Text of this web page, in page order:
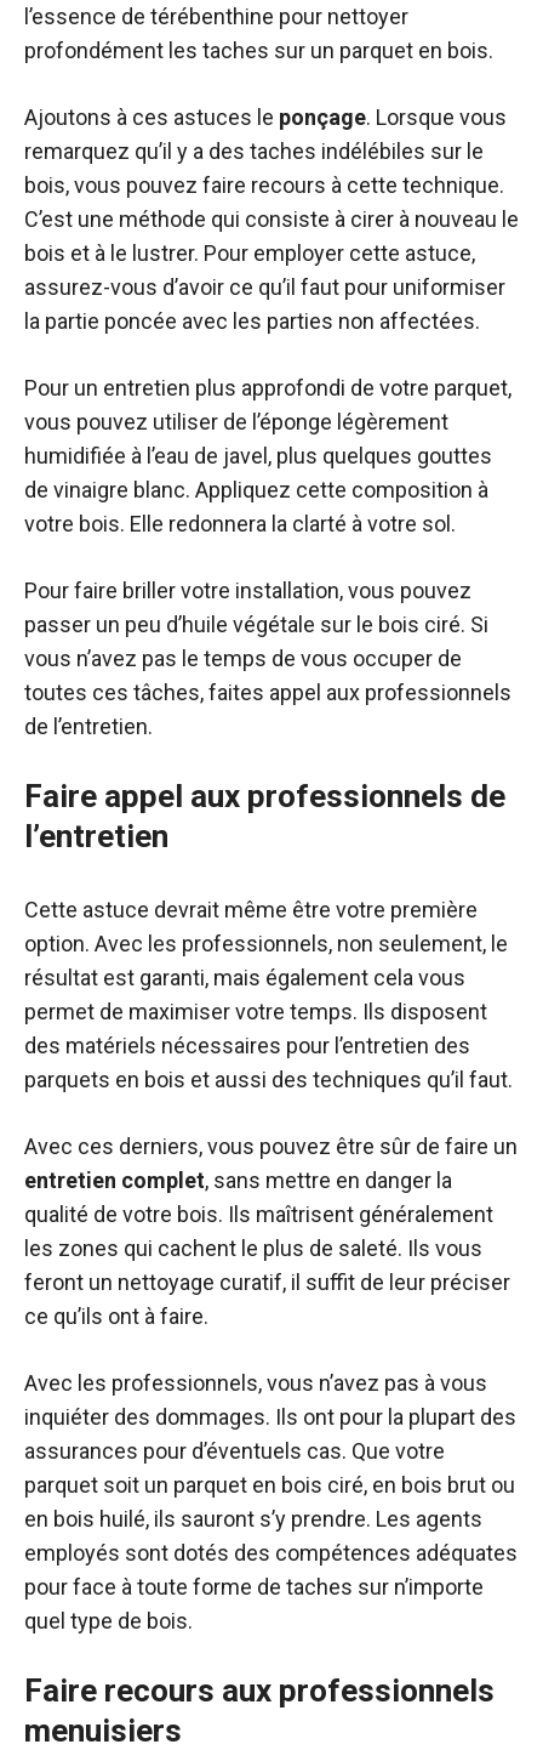
l’essence de térébenthine pour nettoyer
profondément les taches sur un parquet en bois.
Ajoutons à ces astuces le ponçage. Lorsque vous
remarquez qu’il y a des taches indélébiles sur le
bois, vous pouvez faire recours à cette technique.
C’est une méthode qui consiste à cirer à nouveau le
bois et à le lustrer. Pour employer cette astuce,
assurez-vous d’avoir ce qu’il faut pour uniformiser
la partie poncée avec les parties non affectées.
Pour un entretien plus approfondi de votre parquet,
vous pouvez utiliser de l’éponge légèrement
humidifiée à l’eau de javel, plus quelques gouttes
de vinaigre blanc. Appliquez cette composition à
votre bois. Elle redonnera la clarté à votre sol.
Pour faire briller votre installation, vous pouvez
passer un peu d’huile végétale sur le bois ciré. Si
vous n’avez pas le temps de vous occuper de
toutes ces tâches, faites appel aux professionnels
de l’entretien.
Faire appel aux professionnels de
l’entretien
Cette astuce devrait même être votre première
option. Avec les professionnels, non seulement, le
résultat est garanti, mais également cela vous
permet de maximiser votre temps. Ils disposent
des matériels nécessaires pour l’entretien des
parquets en bois et aussi des techniques qu’il faut.
Avec ces derniers, vous pouvez être sûr de faire un
entretien complet, sans mettre en danger la
qualité de votre bois. Ils maîtrisent généralement
les zones qui cachent le plus de saleté. Ils vous
feront un nettoyage curatif, il suffit de leur préciser
ce qu’ils ont à faire.
Avec les professionnels, vous n’avez pas à vous
inquiéter des dommages. Ils ont pour la plupart des
assurances pour d’éventuels cas. Que votre
parquet soit un parquet en bois ciré, en bois brut ou
en bois huilé, ils sauront s’y prendre. Les agents
employés sont dotés des compétences adéquates
pour face à toute forme de taches sur n’importe
quel type de bois.
Faire recours aux professionnels
menuisiers